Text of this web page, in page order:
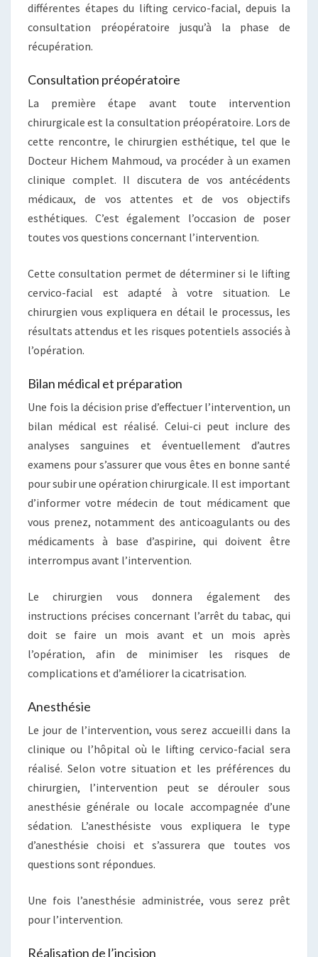
différentes étapes du lifting cervico-facial, depuis la
consultation préopératoire jusqu’à la phase de
récupération.
Consultation préopératoire
La première étape avant toute intervention
chirurgicale est la consultation préopératoire. Lors de
cette rencontre, le chirurgien esthétique, tel que le
Docteur Hichem Mahmoud, va procéder à un examen
clinique complet. Il discutera de vos antécédents
médicaux, de vos attentes et de vos objectifs
esthétiques. C’est également l’occasion de poser
toutes vos questions concernant l’intervention.
Cette consultation permet de déterminer si le lifting
cervico-facial est adapté à votre situation. Le
chirurgien vous expliquera en détail le processus, les
résultats attendus et les risques potentiels associés à
l’opération.
Bilan médical et préparation
Une fois la décision prise d’effectuer l’intervention, un
bilan médical est réalisé. Celui-ci peut inclure des
analyses sanguines et éventuellement d’autres
examens pour s’assurer que vous êtes en bonne santé
pour subir une opération chirurgicale. Il est important
d’informer votre médecin de tout médicament que
vous prenez, notamment des anticoagulants ou des
médicaments à base d’aspirine, qui doivent être
interrompus avant l’intervention.
Le chirurgien vous donnera également des
instructions précises concernant l’arrêt du tabac, qui
doit se faire un mois avant et un mois après
l’opération, afin de minimiser les risques de
complications et d’améliorer la cicatrisation.
Anesthésie
Le jour de l’intervention, vous serez accueilli dans la
clinique ou l’hôpital où le lifting cervico-facial sera
réalisé. Selon votre situation et les préférences du
chirurgien, l’intervention peut se dérouler sous
anesthésie générale ou locale accompagnée d’une
sédation. L’anesthésiste vous expliquera le type
d’anesthésie choisi et s’assurera que toutes vos
questions sont répondues.
Une fois l’anesthésie administrée, vous serez prêt
pour l’intervention.
Réalisation de l’incision